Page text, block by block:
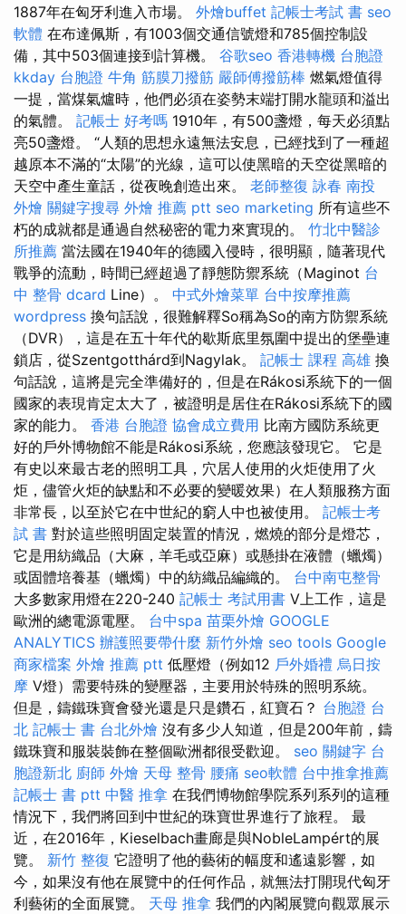
1887年在匈牙利進入市場。 外燴buffet 記帳士考試 書 seo
軟體 在布達佩斯，有1003個交通信號燈和785個控制設
備，其中503個連接到計算機。 谷歌seo 香港轉機 台胞證
kkday 台胞證 牛角 筋膜刀撥筋 嚴師傅撥筋棒 燃氣燈值得
一提，當煤氣爐時，他們必須在姿勢末端打開水龍頭和溢出
的氣體。 記帳士 好考嗎 1910年，有500盞燈，每天必須點
亮50盞燈。 “人類的思想永遠無法安息，已經找到了一種超
越原本不滿的“太陽”的光線，這可以使黑暗的天空從黑暗的
天空中產生童話，從夜晚創造出來。 老師整復 詠春 南投
外燴 關鍵字搜尋 外燴 推薦 ptt seo marketing 所有這些不
朽的成就都是通過自然秘密的電力來實現的。 竹北中醫診
所推薦 當法國在1940年的德國入侵時，很明顯，隨著現代
戰爭的流動，時間已經超過了靜態防禦系統（Maginot 台
中 整骨 dcard Line）。 中式外燴菜單 台中按摩推薦
wordpress 換句話說，很難解釋So稱為So的南方防禦系統
（DVR），這是在五十年代的歇斯底里氛圍中提出的堡壘連
鎖店，從Szentgotthárd到Nagylak。 記帳士 課程 高雄 換
句話說，這將是完全準備好的，但是在Rákosi系統下的一個
國家的表現肯定太大了，被證明是居住在Rákosi系統下的國
家的能力。 香港 台胞證 協會成立費用 比南方國防系統更
好的戶外博物館不能是Rákosi系統，您應該發現它。 它是
有史以來最古老的照明工具，穴居人使用的火炬使用了火
炬，儘管火炬的缺點和不必要的變暖效果）在人類服務方面
非常長，以至於它在中世紀的窮人中也被使用。 記帳士考
試 書 對於這些照明固定裝置的情況，燃燒的部分是燈芯，
它是用紡織品（大麻，羊毛或亞麻）或懸掛在液體（蠟燭）
或固體培養基（蠟燭）中的紡織品編織的。 台中南屯整骨
大多數家用燈在220-240 記帳士 考試用書 V上工作，這是
歐洲的總電源電壓。 台中spa 苗栗外燴 GOOGLE
ANALYTICS 辦護照要帶什麼 新竹外燴 seo tools Google
商家檔案 外燴 推薦 ptt 低壓燈（例如12 戶外婚禮 烏日按
摩 V燈）需要特殊的變壓器，主要用於特殊的照明系統。
但是，鑄鐵珠寶會發光還是只是鑽石，紅寶石？ 台胞證 台
北 記帳士 書 台北外燴 沒有多少人知道，但是200年前，鑄
鐵珠寶和服裝裝飾在整個歐洲都很受歡迎。 seo 關鍵字 台
胞證新北 廚師 外燴 天母 整骨 腰痛 seo軟體 台中推拿推薦
記帳士 書 ptt 中醫 推拿 在我們博物館學院系列系列的這種
情況下，我們將回到中世紀的珠寶世界進行了旅程。 最
近，在2016年，Kieselbach畫廊是與NobleLampért的展
覽。 新竹 整復 它證明了他的藝術的幅度和遙遠影響，如
今，如果沒有他在展覽中的任何作品，就無法打開現代匈牙
利藝術的全面展覽。 天母 推拿 我們的內閣展覽向觀眾展示